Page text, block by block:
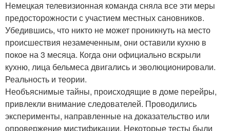
Немецкая телевизионная команда сняла все эти меры
предосторожности с участием местных сановников.
Убедившись, что никто не может проникнуть на место
происшествия незамеченным, они оставили кухню в
покое на 3 месяца. Когда они официально вскрыли
кухню, лица бельмеса двигались и эволюционировали.
Реальность и теории.
Необъяснимые тайны, происходящие в доме перейры,
привлекли внимание следователей. Проводились
эксперименты, направленные на доказательство или
опровержение мистификации. Некоторые тесты были